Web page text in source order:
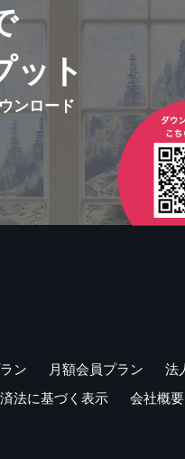
ット
ンロード
ン 月額会員プラン
法
法に基づく表示 会社概要